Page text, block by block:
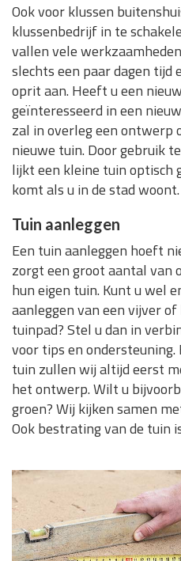
Ook voor klussen
klussenbedrijf in te
vallen vele
slechts een paar dagen
oprit aan. Heeft u een
geïnteresseerd in een
zal in overleg een ontwerp
nieuwe tuin. Door gebruik
lijkt een kleine tuin optisch
komt als u in de stad woont.
Tuin aanleggen
Een tuin aanleggen hoeft
zorgt een groot aantal van
hun eigen tuin. Kunt u wel
aanleggen van een vijver
tuinpad? Stel u dan in
voor tips en
tuin zullen wij altijd eerst
het ontwerp. Wilt u
groen? Wij kijken samen
Ook bestrating van de tuin